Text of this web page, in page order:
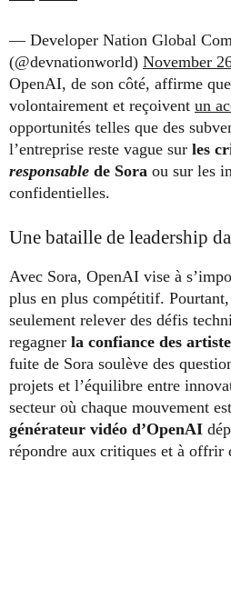
— Developer Nation Global
(@devnationworld) November
OpenAI, de son côté, affirme
volontairement et reçoivent un
opportunités telles que des
l’entreprise reste vague sur les
responsable de Sora ou sur les
confidentielles.
Une bataille de leadership
Avec Sora, OpenAI vise à
plus en plus compétitif.
seulement relever des défis
regagner la confiance des
fuite de Sora soulève des
projets et l’équilibre entre
secteur où chaque mouvement
générateur vidéo d’OpenAI
répondre aux critiques et à offrir